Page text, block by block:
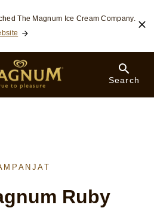
The Magnum Ice Cream Company.
Search
Ruby